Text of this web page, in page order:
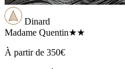
Dinard
Madame Quentin★★
À partir de 350€